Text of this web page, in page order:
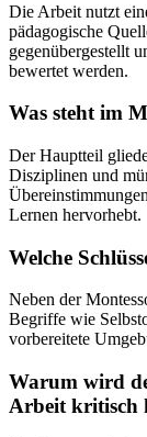
Die Arbeit nutzt
pädagogische
gegenübergestellt
bewertet werden.
Was steht im
Der Hauptteil
Disziplinen und
Lernen hervorhebt.
Welche
Neben der
Begriffe wie
vorbereitete
Warum wird
Arbeit kritisch